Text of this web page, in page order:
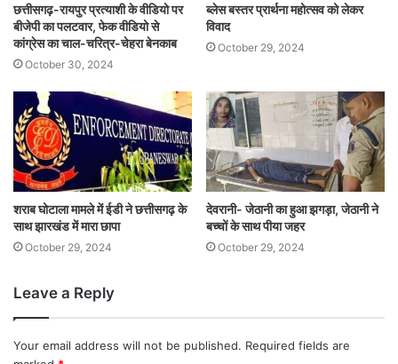
छत्तीसगढ़-रायपुर प्रत्याशी के वीडियो पर
बीजेपी का पलटवार, फेक वीडियो से
कांग्रेस का चाल-चरित्र-चेहरा बेनकाब
October 30, 2024
ब्लेस बस्तर प्रार्थना महोत्सव को लेकर
विवाद
October 29, 2024
शराब घोटाला मामले में ईडी ने छत्तीसगढ़ के
साथ झारखंड में मारा छापा
October 29, 2024
देवरानी- जेठानी का हुआ झगड़ा, जेठानी ने
बच्चों के साथ पीया जहर
October 29, 2024
Leave a Reply
Your email address will not be published. Required fields are